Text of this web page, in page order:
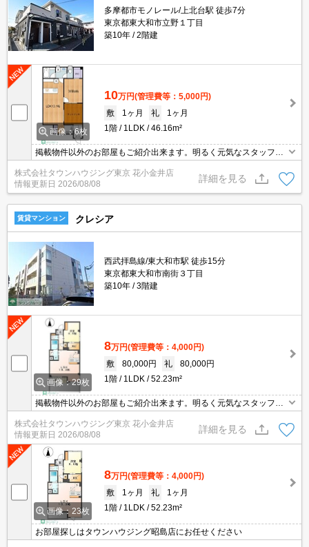
多摩都市モノレール/上北台駅 徒歩7分
東京都東大和市立野１丁目
築10年
2階建
画像：6枚
10万円(管理費等：5,000円)
敷
1ヶ月 礼
1ヶ月
1階
1LDK 46.16m²
掲載物件以外のお部屋もご紹介出来ます。明るく元気なスタッフが
丁寧にご対応させていただきます。オンラインで見学・接客可能で
す！お気軽にお問い合わせ下さい☆★
株式会社タウンハウジング東京 花小金井店
情報更新日 2026/08/08
詳細を見る
賃貸マンション クレシア
西武拝島線/東大和市駅 徒歩15分
東京都東大和市南街３丁目
築10年
3階建
画像：29枚
8万円(管理費等：4,000円)
敷
80,000円 礼
80,000円
1階
1LDK 52.23m²
掲載物件以外のお部屋もご紹介出来ます。明るく元気なスタッフが
丁寧にご対応させていただきます。オンラインで見学・接客可能で
す！お気軽にお問い合わせ下さい☆★
株式会社タウンハウジング東京 花小金井店
情報更新日 2026/08/08
詳細を見る
画像：23枚
8万円(管理費等：4,000円)
敷
1ヶ月 礼
1ヶ月
1階
1LDK 52.23m²
お部屋探しはタウンハウジング昭島店にお任せください